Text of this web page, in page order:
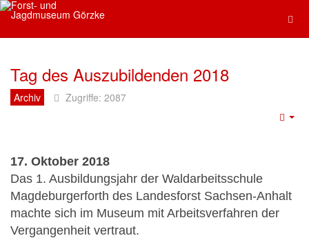
Tag des Auszubildenden 2018
Archiv Zugriffe: 2087
17. Oktober 2018
Das 1. Ausbildungsjahr der Waldarbeitsschule
Magdeburgerforth des Landesforst Sachsen-Anhalt
machte sich im Museum mit Arbeitsverfahren der
Vergangenheit vertraut.